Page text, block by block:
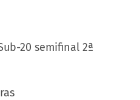
20 semifinal 2ª